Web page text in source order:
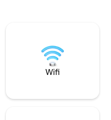
Wifi